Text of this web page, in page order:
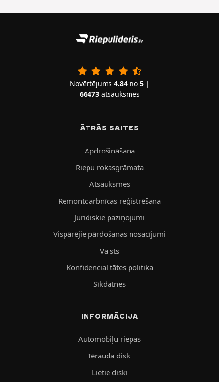
Novērtējums 4.84no 5|
66473atsauksmes
ĀTRĀS SAITES
Apdrošināšana
Riepu rokasgrāmata
Atsauksmes
Remontdarbnīcas reģistrēšana
Juridiskie paziņojumi
Vispārējie pārdošanas nosacījumi
Valsts
Konfidencialitātes politika
Sīkdatnes
INFORMĀCIJA
Automobiļu riepas
Tērauda diski
Lietie diski